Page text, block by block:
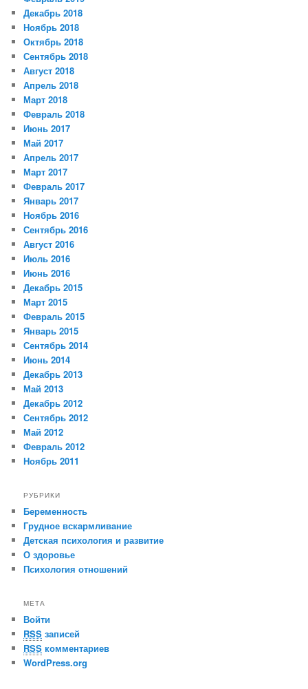
Декабрь 2018
Ноябрь 2018
Октябрь 2018
Сентябрь 2018
Август 2018
Апрель 2018
Март 2018
Февраль 2018
Июнь 2017
Май 2017
Апрель 2017
Март 2017
Февраль 2017
Январь 2017
Ноябрь 2016
Сентябрь 2016
Август 2016
Июль 2016
Июнь 2016
Декабрь 2015
Март 2015
Февраль 2015
Январь 2015
Сентябрь 2014
Июнь 2014
Декабрь 2013
Май 2013
Декабрь 2012
Сентябрь 2012
Май 2012
Февраль 2012
Ноябрь 2011
РУБРИКИ
Беременность
Грудное вскармливание
Детская психология и развитие
О здоровье
Психология отношений
МЕТА
Войти
RSS записей
RSS комментариев
WordPress.org